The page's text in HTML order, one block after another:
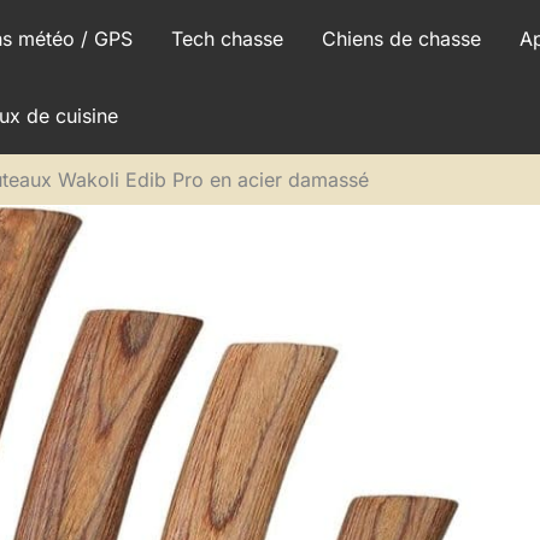
météo / GPS Tech chasse Chiens de chasse
de cuisine
Wakoli Edib Pro en acier damassé